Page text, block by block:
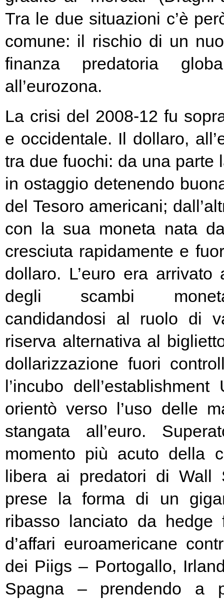
Tra le due situazioni c’è
comune: il rischio di un
finanza predatoria
all’eurozona.
La crisi del 2008-12 fu
e occidentale. Il dollaro,
tra due fuochi: da una parte
in ostaggio detenendo
del Tesoro americani;
con la sua moneta nata
cresciuta rapidamente e
dollaro. L’euro era
degli scambi
candidandosi al ruolo di
riserva alternativa al
dollarizzazione fuori
l’incubo
orientò verso l’uso delle
stangata all’euro.
momento più acuto della
libera ai predatori di Wall
prese la forma di un
ribasso lanciato da hedge
d’affari euroamericane
dei Piigs – Portogallo,
Spagna – prendendo a